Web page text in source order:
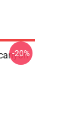
-20%